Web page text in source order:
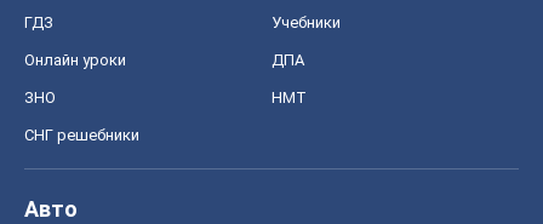
ГДЗ Учебники
Онлайн уроки ДПА
ЗНО НМТ
СНГ решебники
Авто